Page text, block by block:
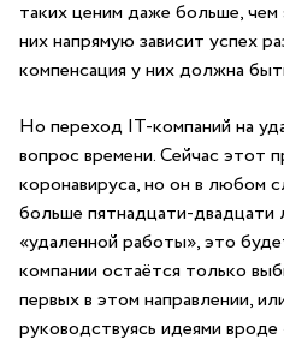
таких ценим даже больше,
них напрямую зависит успех
компенсация у них должна
Но переход IT-компаний на
вопрос времени. Сейчас этот
коронавируса, но он в любом
больше пятнадцати-двадцати
«удаленной работы», это
компании остаётся только
первых в этом направлении,
руководствуясь идеями